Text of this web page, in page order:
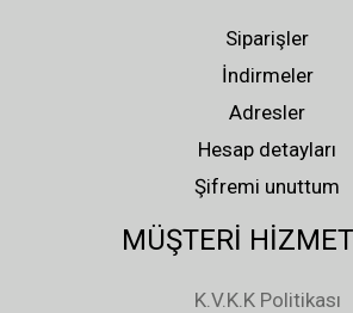
Siparişler
İndirmeler
Adresler
Hesap detayları
Şifremi unuttum
MÜŞTERİ
K.V.K.K Politikası